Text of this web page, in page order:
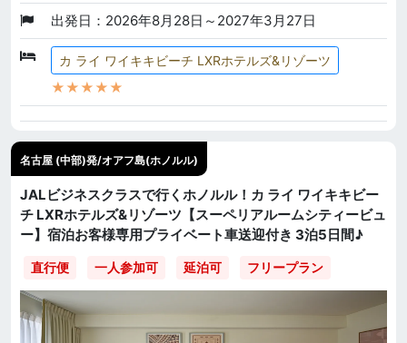
出発日：2026年8月28日～2027年3月27日
カ ライ ワイキキビーチ LXRホテルズ&リゾーツ
★★★★★
名古屋 (中部)発/オアフ島(ホノルル)
JALビジネスクラスで行くホノルル！カ ライ ワイキキビー
チ LXRホテルズ&リゾーツ【スーペリアルームシティービュ
ー】宿泊お客様専用プライベート車送迎付き 3泊5日間♪
直行便 一人参加可 延泊可 フリープラン